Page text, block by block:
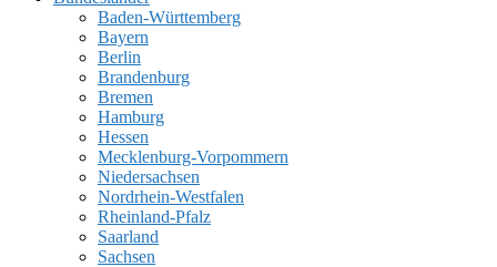
Baden-Württemberg
Bayern
Berlin
Brandenburg
Bremen
Hamburg
Hessen
Mecklenburg-Vorpommern
Niedersachsen
Nordrhein-Westfalen
Rheinland-Pfalz
Saarland
Sachsen